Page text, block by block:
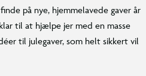
på nye, hjemmelavede gaver år
til at hjælpe jer med en masse
til julegaver, som helt sikkert vil